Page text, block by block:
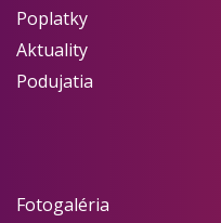
Poplatky
Aktuality
Podujatia
Fotogaléria